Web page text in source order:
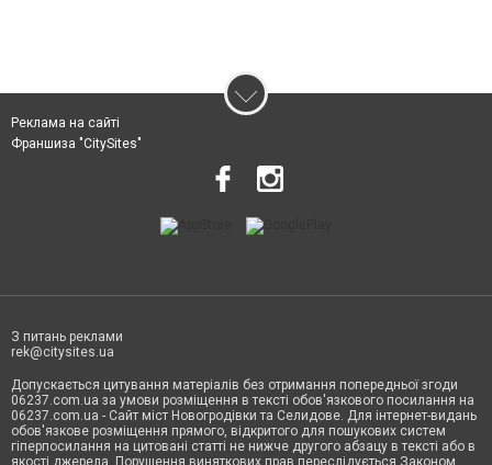
Реклама на сайті
Франшиза "CitySites"
З питань реклами
rek@citysites.ua
Допускається цитування матеріалів без отримання попередньої згоди
06237.com.ua за умови розміщення в тексті обов'язкового посилання на
06237.com.ua - Сайт міст Новогродівки та Селидове. Для інтернет-видань
обов'язкове розміщення прямого, відкритого для пошукових систем
гіперпосилання на цитовані статті не нижче другого абзацу в тексті або в
якості джерела. Порушення виняткових прав переслідується Законом.